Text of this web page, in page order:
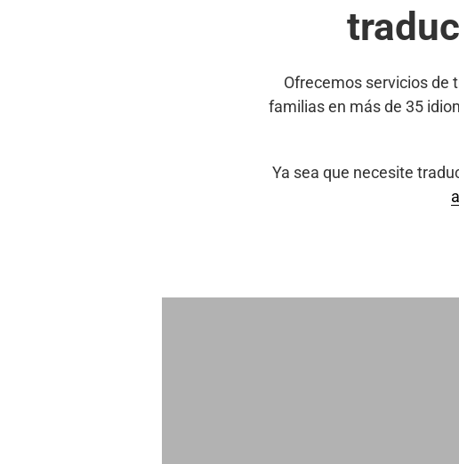
Ofrecemos servicios de
familias en más de 35
Ya sea que necesite